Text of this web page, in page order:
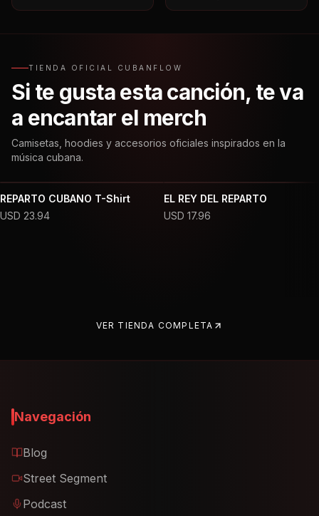
TIENDA OFICIAL CUBANFLOW
Si te gusta esta canción, te va
a encantar el merch
Camisetas, hoodies y accesorios oficiales inspirados en la
música cubana.
REPARTO CUBANO T-Shirt
USD 23.94
EL REY DEL REPARTO
USD 17.96
VER TIENDA COMPLETA
Navegación
Blog
Street Segment
Podcast